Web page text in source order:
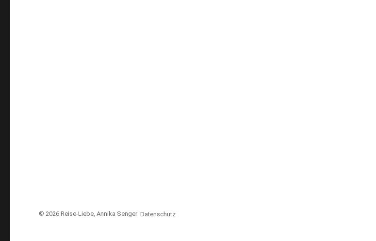
Datenschutz
© 2026Reise-Liebe, Annika Senger